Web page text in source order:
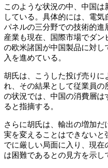
このような状況の中、中国
している。具体的には、電
パネルの三分野での技術的進
産業も現在、国際市場でダン
の欧米諸国が中国製品に対
入を進めている。
胡氏は、こうした投げ売りに
れ、その結果として従業員の
の状況では、中国の消費層
ると指摘する。
さらに胡氏は、輸出の増加
実を変えることはできない
でに厳しい局面に入り、現
は困難であるとの見方を示し